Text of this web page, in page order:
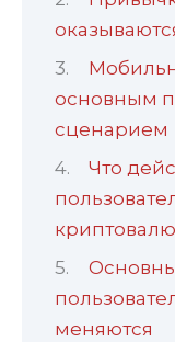
основным
сценарием
Что
меняются